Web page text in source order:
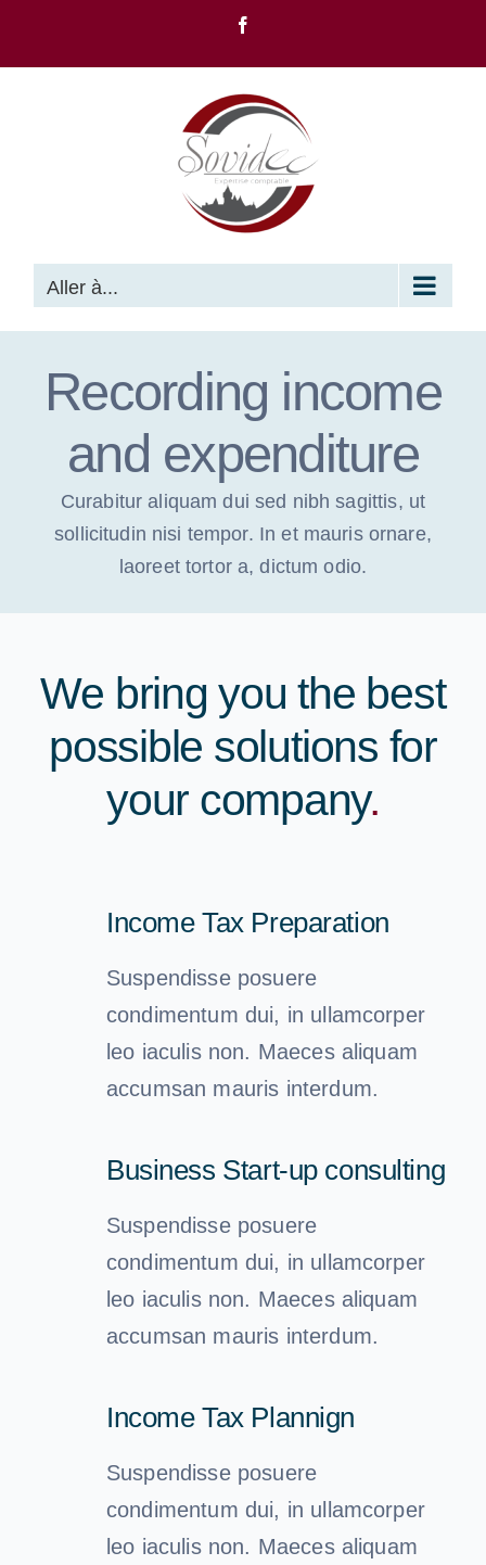
Aller à...
Recording income
and expenditure
Curabitur aliquam dui sed nibh sagittis, ut
sollicitudin nisi tempor. In et mauris ornare,
laoreet tortor a, dictum odio.
We bring you the best
possible solutions for
your company.
Income Tax Preparation
Suspendisse posuere
condimentum dui, in ullamcorper
leo iaculis non. Maeces aliquam
accumsan mauris interdum.
Business Start-up consulting
Suspendisse posuere
condimentum dui, in ullamcorper
leo iaculis non. Maeces aliquam
accumsan mauris interdum.
Income Tax Plannign
Suspendisse posuere
condimentum dui, in ullamcorper
leo iaculis non. Maeces aliquam